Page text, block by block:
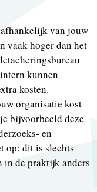
van jouw
vaak hoger dan het
kunnen
kosten.
organisatie kost
bijvoorbeeld deze
en
op: dit is slechts
in de praktijk anders